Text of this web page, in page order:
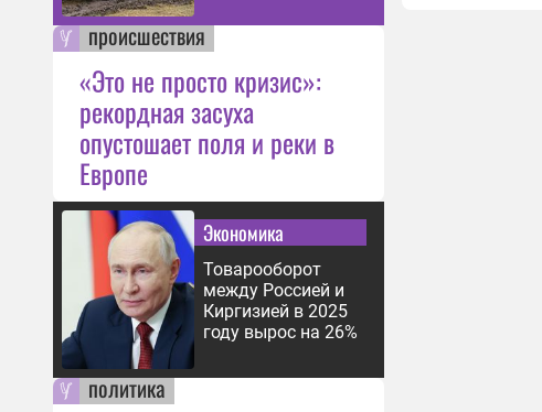
происшествия
«Это не просто кризис»:
рекордная засуха
опустошает поля и реки в
Европе
Экономика
Товарооборот
между Россией и
Киргизией в 2025
году вырос на 26%
политика